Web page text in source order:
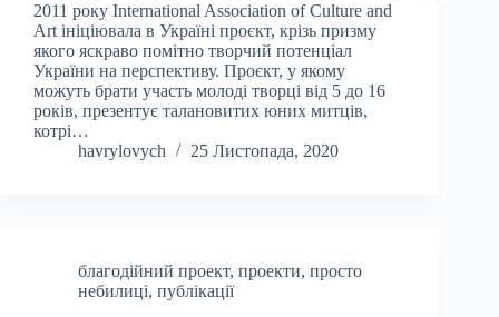
2011 року International Association of Culture and
Art ініціювала в Україні проєкт, крізь призму
якого яскраво помітно творчий потенціал
України на перспективу. Проєкт, у якому
можуть брати участь молоді творці від 5 до 16
років, презентує талановитих юних митців,
котрі…
havrylovych
25 Листопада, 2020
благодійний проект, проекти, просто
небилиці, публікації